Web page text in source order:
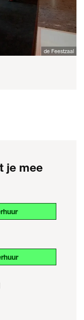
de Feestzaal
je mee